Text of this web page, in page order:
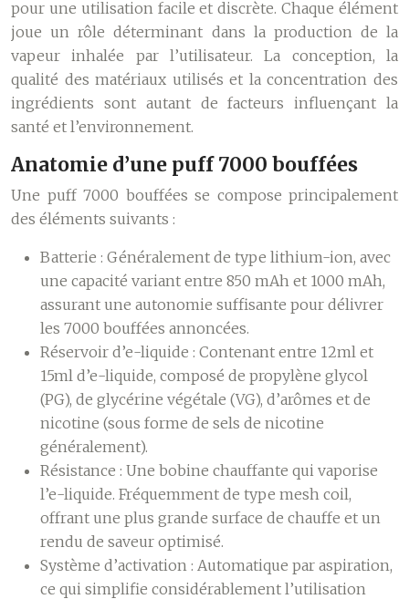
pour une utilisation facile et discrète. Chaque élément
joue un rôle déterminant dans la production de la
vapeur inhalée par l’utilisateur. La conception, la
qualité des matériaux utilisés et la concentration des
ingrédients sont autant de facteurs influençant la
santé et l’environnement.
Anatomie d’une puff 7000 bouffées
Une puff 7000 bouffées se compose principalement
des éléments suivants :
Batterie : Généralement de type lithium-ion, avec
une capacité variant entre 850 mAh et 1000 mAh,
assurant une autonomie suffisante pour délivrer
les 7000 bouffées annoncées.
Réservoir d’e-liquide : Contenant entre 12ml et
15ml d’e-liquide, composé de propylène glycol
(PG), de glycérine végétale (VG), d’arômes et de
nicotine (sous forme de sels de nicotine
généralement).
Résistance : Une bobine chauffante qui vaporise
l’e-liquide. Fréquemment de type mesh coil,
offrant une plus grande surface de chauffe et un
rendu de saveur optimisé.
Système d’activation : Automatique par aspiration,
ce qui simplifie considérablement l’utilisation